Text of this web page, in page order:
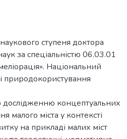
ступеня доктора
за спеціальністю 06.03.01
Національний
і природокористування
концептуальних
малого міста у контексті
на прикладі малих міст